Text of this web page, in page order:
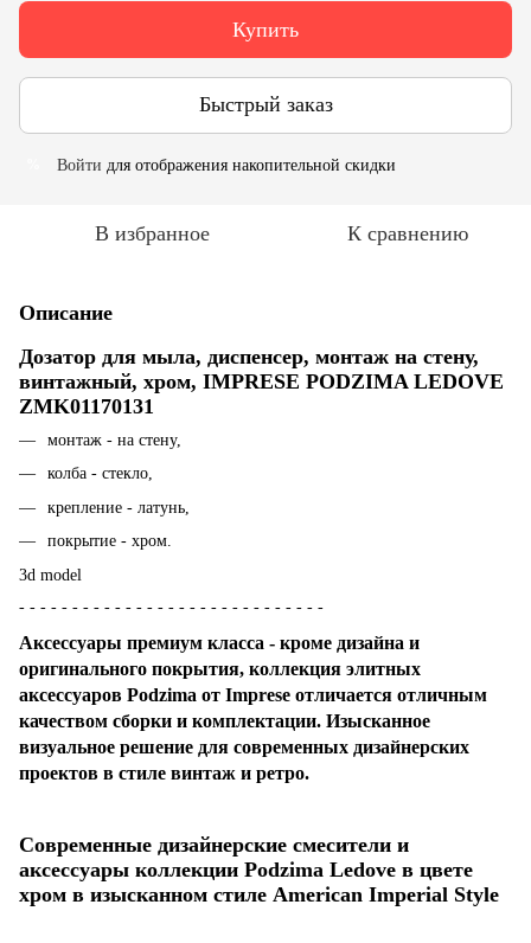
Купить
Быстрый заказ
Войти для отображения накопительной скидки
В избранное К сравнению
Описание
Дозатор для мыла, диспенсер, монтаж на стену,
винтажный, хром, IMPRESE PODZIMA LEDOVE
ZMK01170131
монтаж - на стену,
колба - стекло,
крепление - латунь,
покрытие - хром.
3d model
- - - - - - - - - - - - - - - - - - - - - - - - - - - - -
Аксессуары премиум класса - кроме дизайна и
оригинального покрытия, коллекция элитных
аксессуаров Podzima от Imprese отличается отличным
качеством сборки и комплектации. Изысканное
визуальное решение для современных дизайнерских
проектов в стиле винтаж и ретро.
Современные дизайнерские смесители и
аксессуары коллекции Podzima Ledove в цвете
хром в изысканном стиле American Imperial Style